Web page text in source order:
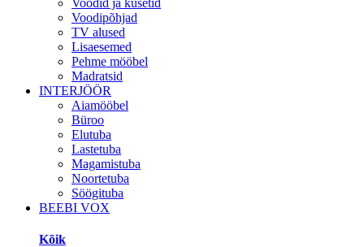
Voodipõhjad
TV alused
Lisaesemed
Pehme mööbel
Madratsid
INTERJÖÖR
Aiamööbel
Büroo
Elutuba
Lastetuba
Magamistuba
Noortetuba
Söögituba
BEEBI VOX
Kõik